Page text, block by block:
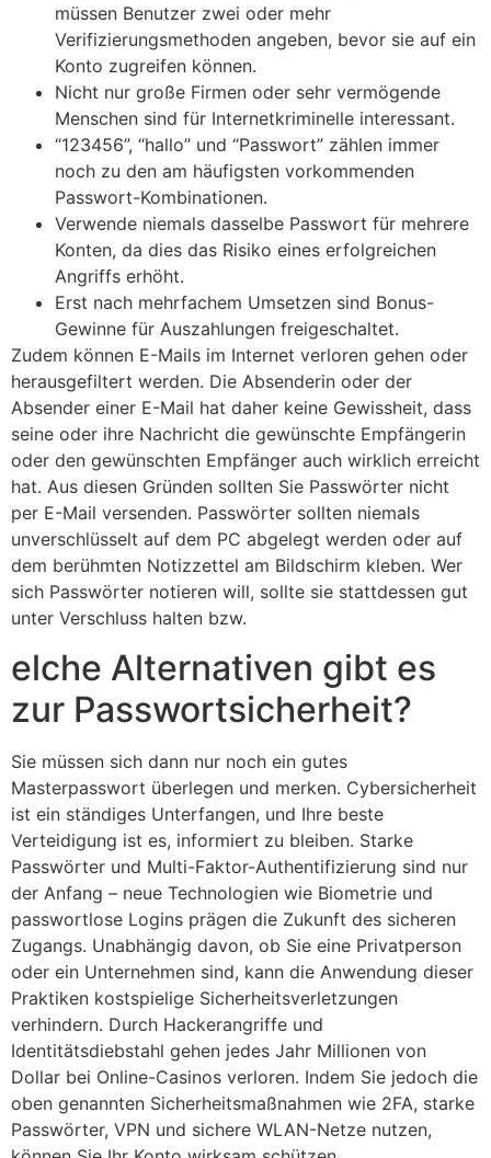
müssen Benutzer zwei oder mehr
Verifizierungsmethoden angeben, bevor sie auf ein
Konto zugreifen können.
Nicht nur große Firmen oder sehr vermögende
Menschen sind für Internetkriminelle interessant.
“123456”, “hallo” und “Passwort” zählen immer
noch zu den am häufigsten vorkommenden
Passwort-Kombinationen.
Verwende niemals dasselbe Passwort für mehrere
Konten, da dies das Risiko eines erfolgreichen
Angriffs erhöht.
Erst nach mehrfachem Umsetzen sind Bonus-
Gewinne für Auszahlungen freigeschaltet.
Zudem können E-Mails im Internet verloren gehen oder
herausgefiltert werden. Die Absenderin oder der
Absender einer E-Mail hat daher keine Gewissheit, dass
seine oder ihre Nachricht die gewünschte Empfängerin
oder den gewünschten Empfänger auch wirklich erreicht
hat. Aus diesen Gründen sollten Sie Passwörter nicht
per E-Mail versenden. Passwörter sollten niemals
unverschlüsselt auf dem PC abgelegt werden oder auf
dem berühmten Notizzettel am Bildschirm kleben. Wer
sich Passwörter notieren will, sollte sie stattdessen gut
unter Verschluss halten bzw.
elche Alternativen gibt es
zur Passwortsicherheit?
Sie müssen sich dann nur noch ein gutes
Masterpasswort überlegen und merken. Cybersicherheit
ist ein ständiges Unterfangen, und Ihre beste
Verteidigung ist es, informiert zu bleiben. Starke
Passwörter und Multi-Faktor-Authentifizierung sind nur
der Anfang – neue Technologien wie Biometrie und
passwortlose Logins prägen die Zukunft des sicheren
Zugangs. Unabhängig davon, ob Sie eine Privatperson
oder ein Unternehmen sind, kann die Anwendung dieser
Praktiken kostspielige Sicherheitsverletzungen
verhindern. Durch Hackerangriffe und
Identitätsdiebstahl gehen jedes Jahr Millionen von
Dollar bei Online-Casinos verloren. Indem Sie jedoch die
oben genannten Sicherheitsmaßnahmen wie 2FA, starke
Passwörter, VPN und sichere WLAN-Netze nutzen,